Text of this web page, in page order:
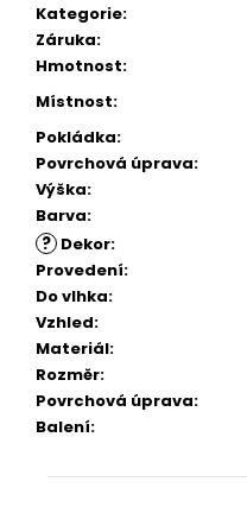
Kategorie:
Záruka:
Hmotnost:
Místnost:
Pokládka:
Povrchová úprava:
Výška:
Barva:
? Dekor:
Provedení:
Do vlhka:
Vzhled:
Materiál:
Rozměr:
Povrchová úprava:
Balení: